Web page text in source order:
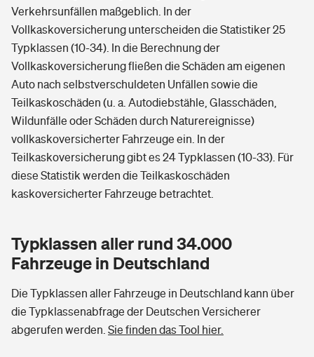
Verkehrsunfällen maßgeblich. In der
Vollkaskoversicherung unterscheiden die Statistiker 25
Typklassen (10-34). In die Berechnung der
Vollkaskoversicherung fließen die Schäden am eigenen
Auto nach selbstverschuldeten Unfällen sowie die
Teilkaskoschäden (u. a. Autodiebstähle, Glasschäden,
Wildunfälle oder Schäden durch Naturereignisse)
vollkaskoversicherter Fahrzeuge ein. In der
Teilkaskoversicherung gibt es 24 Typklassen (10-33). Für
diese Statistik werden die Teilkaskoschäden
kaskoversicherter Fahrzeuge betrachtet.
Typklassen aller rund 34.000
Fahrzeuge in Deutschland
Die Typklassen aller Fahrzeuge in Deutschland kann über
die Typklassenabfrage der Deutschen Versicherer
abgerufen werden. Sie finden das Tool hier.